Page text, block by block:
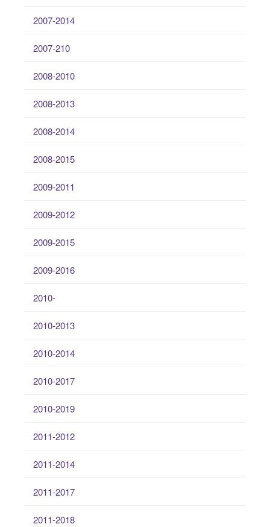
2007-2014
2007-210
2008-2010
2008-2013
2008-2014
2008-2015
2009-2011
2009-2012
2009-2015
2009-2016
2010-
2010-2013
2010-2014
2010-2017
2010-2019
2011-2012
2011-2014
2011-2017
2011-2018